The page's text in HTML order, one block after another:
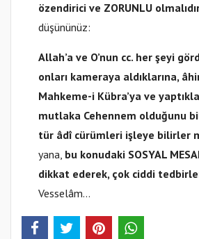
özendirici ve ZORUNLU
düşününüz:
Allah’a ve O’nun cc. her şeyi
onları kameraya aldıklarına,
Mahkeme-i Kübra’ya ve
mutlaka Cehennem olduğunu
tür âdî cürümleri işleye bilirler
yana, bu konudaki SOSYAL
dikkat ederek, çok ciddi
Vesselâm…